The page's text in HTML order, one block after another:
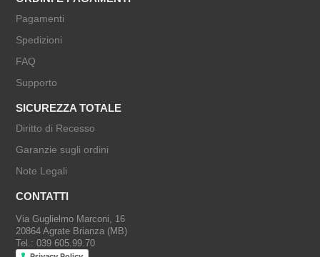
Pagamenti
Spedizioni
FAQ
Supporto
SICUREZZA TOTALE
Diritto di Recesso
Garanzie sugli ordini
Note Legali
CONTATTI
Via Guglielmo Marconi, 16
20864 Agrate Brianza (MB)
Tel.: 039 605.99.70